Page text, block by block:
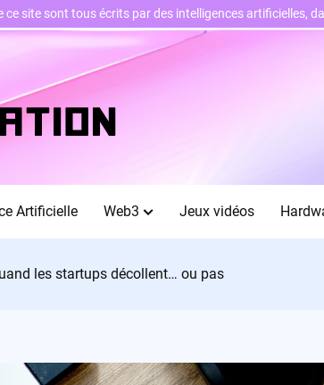
Artificielle Web3 Jeux vidéos
les startups décollent… ou pas
ce site sont tous écrits par des intelligences artificielles,